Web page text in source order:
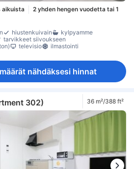
aikuista
2 yhden hengen vuodetta tai 1
hiustenkuivain
kylpyamme
tarvikkeet siivoukseen
televisio
ilmastointi
nähdäksesi hinnat
302) 36 m²/388 ft²